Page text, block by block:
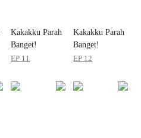
Kakakku Parah
Banget!
EP 11
Kakakku Parah
Banget!
EP 12